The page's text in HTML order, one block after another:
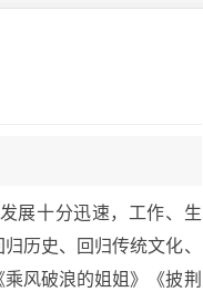
展十分迅速，工作、生
历史、回归传统文化、
风破浪的姐姐》《披荆